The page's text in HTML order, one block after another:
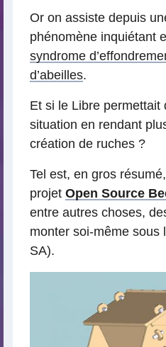
Or on assiste depuis
phénomène inquiétant
syndrome
d’abeilles.
Et si le Libre permettait
situation en rendant
création de ruches ?
Tel est, en gros
projet Open Source
entre autres choses,
monter soi-même sous
SA).